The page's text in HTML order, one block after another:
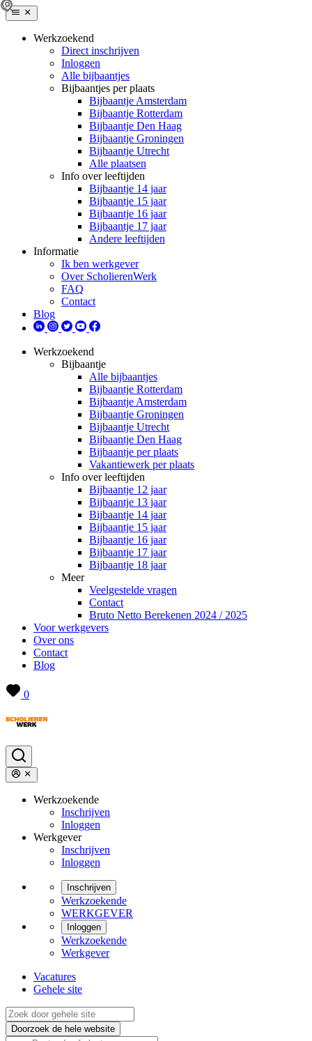
Werkzoekend
Direct inschrijven
Inloggen
Alle bijbaantjes
Bijbaantjes per plaats
Bijbaantje Amsterdam
Bijbaantje Rotterdam
Bijbaantje Den Haag
Bijbaantje Groningen
Bijbaantje Utrecht
Alle plaatsen
Info over leeftijden
Bijbaantje 14 jaar
Bijbaantje 15 jaar
Bijbaantje 16 jaar
Bijbaantje 17 jaar
Andere leeftijden
Informatie
Ik ben werkgever
Over ScholierenWerk
FAQ
Contact
Blog
Werkzoekend
Bijbaantje
Alle bijbaantjes
Bijbaantje Rotterdam
Bijbaantje Amsterdam
Bijbaantje Groningen
Bijbaantje Utrecht
Bijbaantje Den Haag
Bijbaantje per plaats
Vakantiewerk per plaats
Info over leeftijden
Bijbaantje 12 jaar
Bijbaantje 13 jaar
Bijbaantje 14 jaar
Bijbaantje 15 jaar
Bijbaantje 16 jaar
Bijbaantje 17 jaar
Bijbaantje 18 jaar
Meer
Veelgestelde vragen
Contact
Bruto Netto Berekenen 2024 / 2025
Voor werkgevers
Over ons
Contact
Blog
0
Werkzoekende
Inschrijven
Inloggen
Werkgever
Inschrijven
Inloggen
Inschrijven
Werkzoekende
WERKGEVER
Inloggen
Werkzoekende
Werkgever
Vacatures
Gehele site